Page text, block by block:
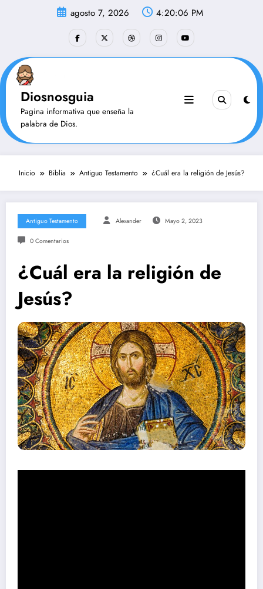
agosto 7, 2026 4:20:07 PM
Diosnosguia
Pagina informativa que enseña la
palabra de Dios.
Inicio Biblia Antiguo Testamento ¿Cuál era la religión de Jesús?
Antiguo Testamento Alexander Mayo 2, 2023
0 Comentarios
¿Cuál era la religión de
Jesús?